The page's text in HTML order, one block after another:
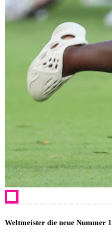
Weltmeister die neue Nummer 1